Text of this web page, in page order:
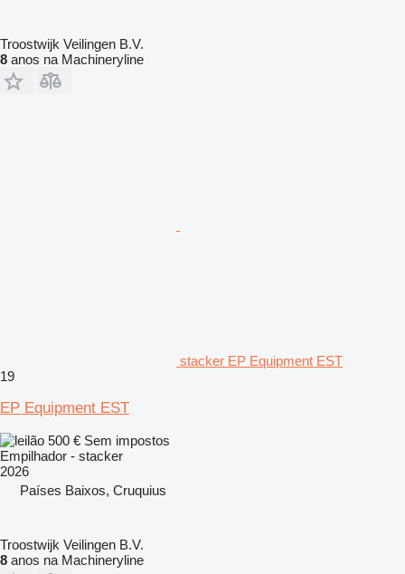
Troostwijk Veilingen B.V.
8 anos na Machineryline
stacker EP Equipment EST
19
EP Equipment EST
500 € Sem impostos
Empilhador - stacker
2026
Países Baixos, Cruquius
Troostwijk Veilingen B.V.
8 anos na Machineryline